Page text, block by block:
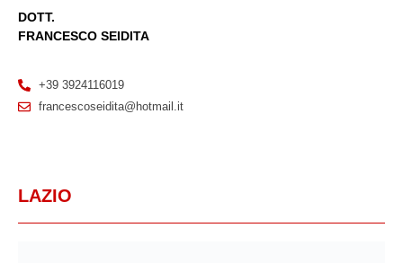
DOTT.
FRANCESCO SEIDITA
+39 3924116019
francescoseidita@hotmail.it
LAZIO